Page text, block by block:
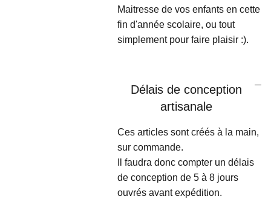
Maitresse de vos enfants en cette
fin d'année scolaire, ou tout
simplement pour faire plaisir :).
Délais de conception
artisanale
Ces articles sont créés à la main,
sur commande.
Il faudra donc compter un délais
de conception de 5 à 8 jours
ouvrés avant expédition.